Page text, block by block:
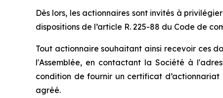
Dès lors, les actionnaires sont invités à
dispositions de l’article R. 225-88 du Code de
Tout actionnaire souhaitant ainsi recevoir ces
l'Assemblée, en contactant la Société à
condition de fournir un certificat
agréé.